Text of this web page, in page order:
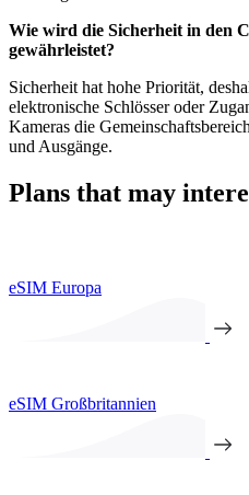
Wie wird die Sicherheit in den
gewährleistet?
Sicherheit hat hohe Priorität,
elektronische Schlösser oder
Kameras die
und Ausgänge.
Plans that may
eSIM Europa
eSIM Großbritannien